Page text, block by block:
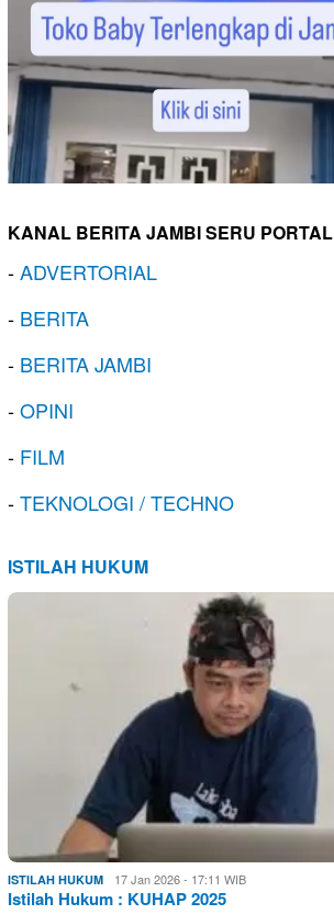
KANAL BERITA JAMBI SERU PORTAL
-ADVERTORIAL
- BERITA
- BERITA JAMBI
-OPINI
- FILM
-TEKNOLOGI / TECHNO
ISTILAH HUKUM
ISTILAH HUKUM 17 Jan 2026 - 17:11 WIB
Istilah Hukum : KUHAP 2025